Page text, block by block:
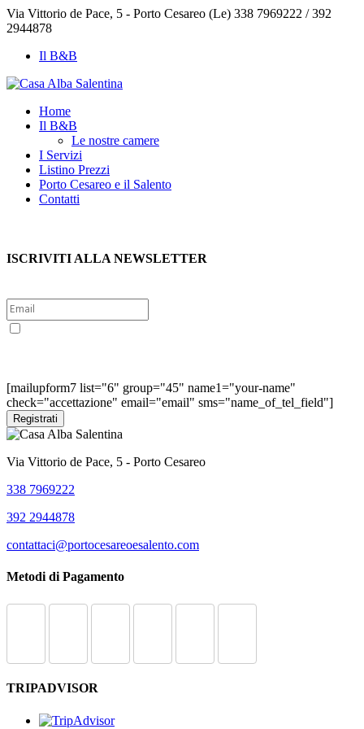
Via Vittorio de Pace, 5 - Porto Cesareo (Le) 338 7969222 / 392
2944878
Il B&B
Home
Il B&B
Le nostre camere
I Servizi
Listino Prezzi
Porto Cesareo e il Salento
Contatti
ISCRIVITI ALLA NEWSLETTER
[mailupform7 list="6" group="45" name1="your-name"
check="accettazione" email="email" sms="name_of_tel_field"]
Via Vittorio de Pace, 5 - Porto Cesareo
338 7969222
392 2944878
contattaci@portocesareoesalento.com
Metodi di Pagamento
TRIPADVISOR